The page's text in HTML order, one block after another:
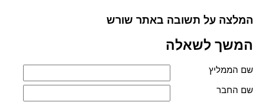
המלצה על תשובה באתר שורש
המשך לשאלה
שם הממליץ
שם החבר